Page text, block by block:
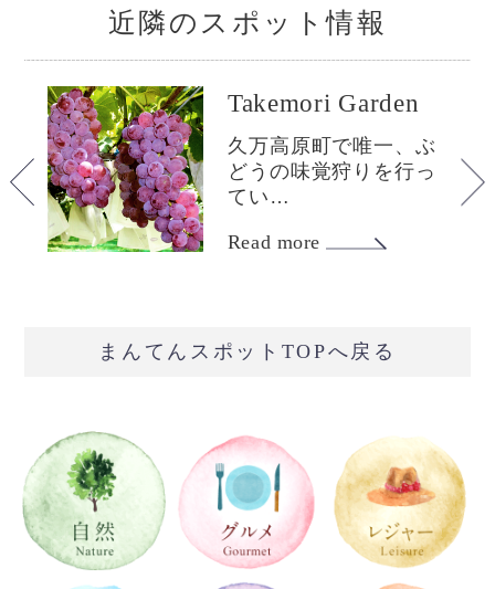
近隣のスポット情報
Takemori Garden
久万高原町で唯一、ぶ
どうの味覚狩りを行っ
てい…
Read more
まんてんスポットTOPへ戻る